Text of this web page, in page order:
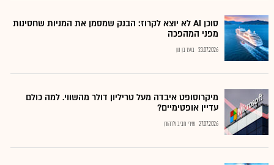
סוכן AI לא יוצא לקרוז: הבנק שמסמן את המניות שחסינות
מפני המהפכה
23.07.2026 בועז בן נון
מיקרוסופט איבדה מעל טריליון דולר מהשווי. למה כולם
עדיין אופטימיים?
27.07.2026 שירי חביב ולדהורן